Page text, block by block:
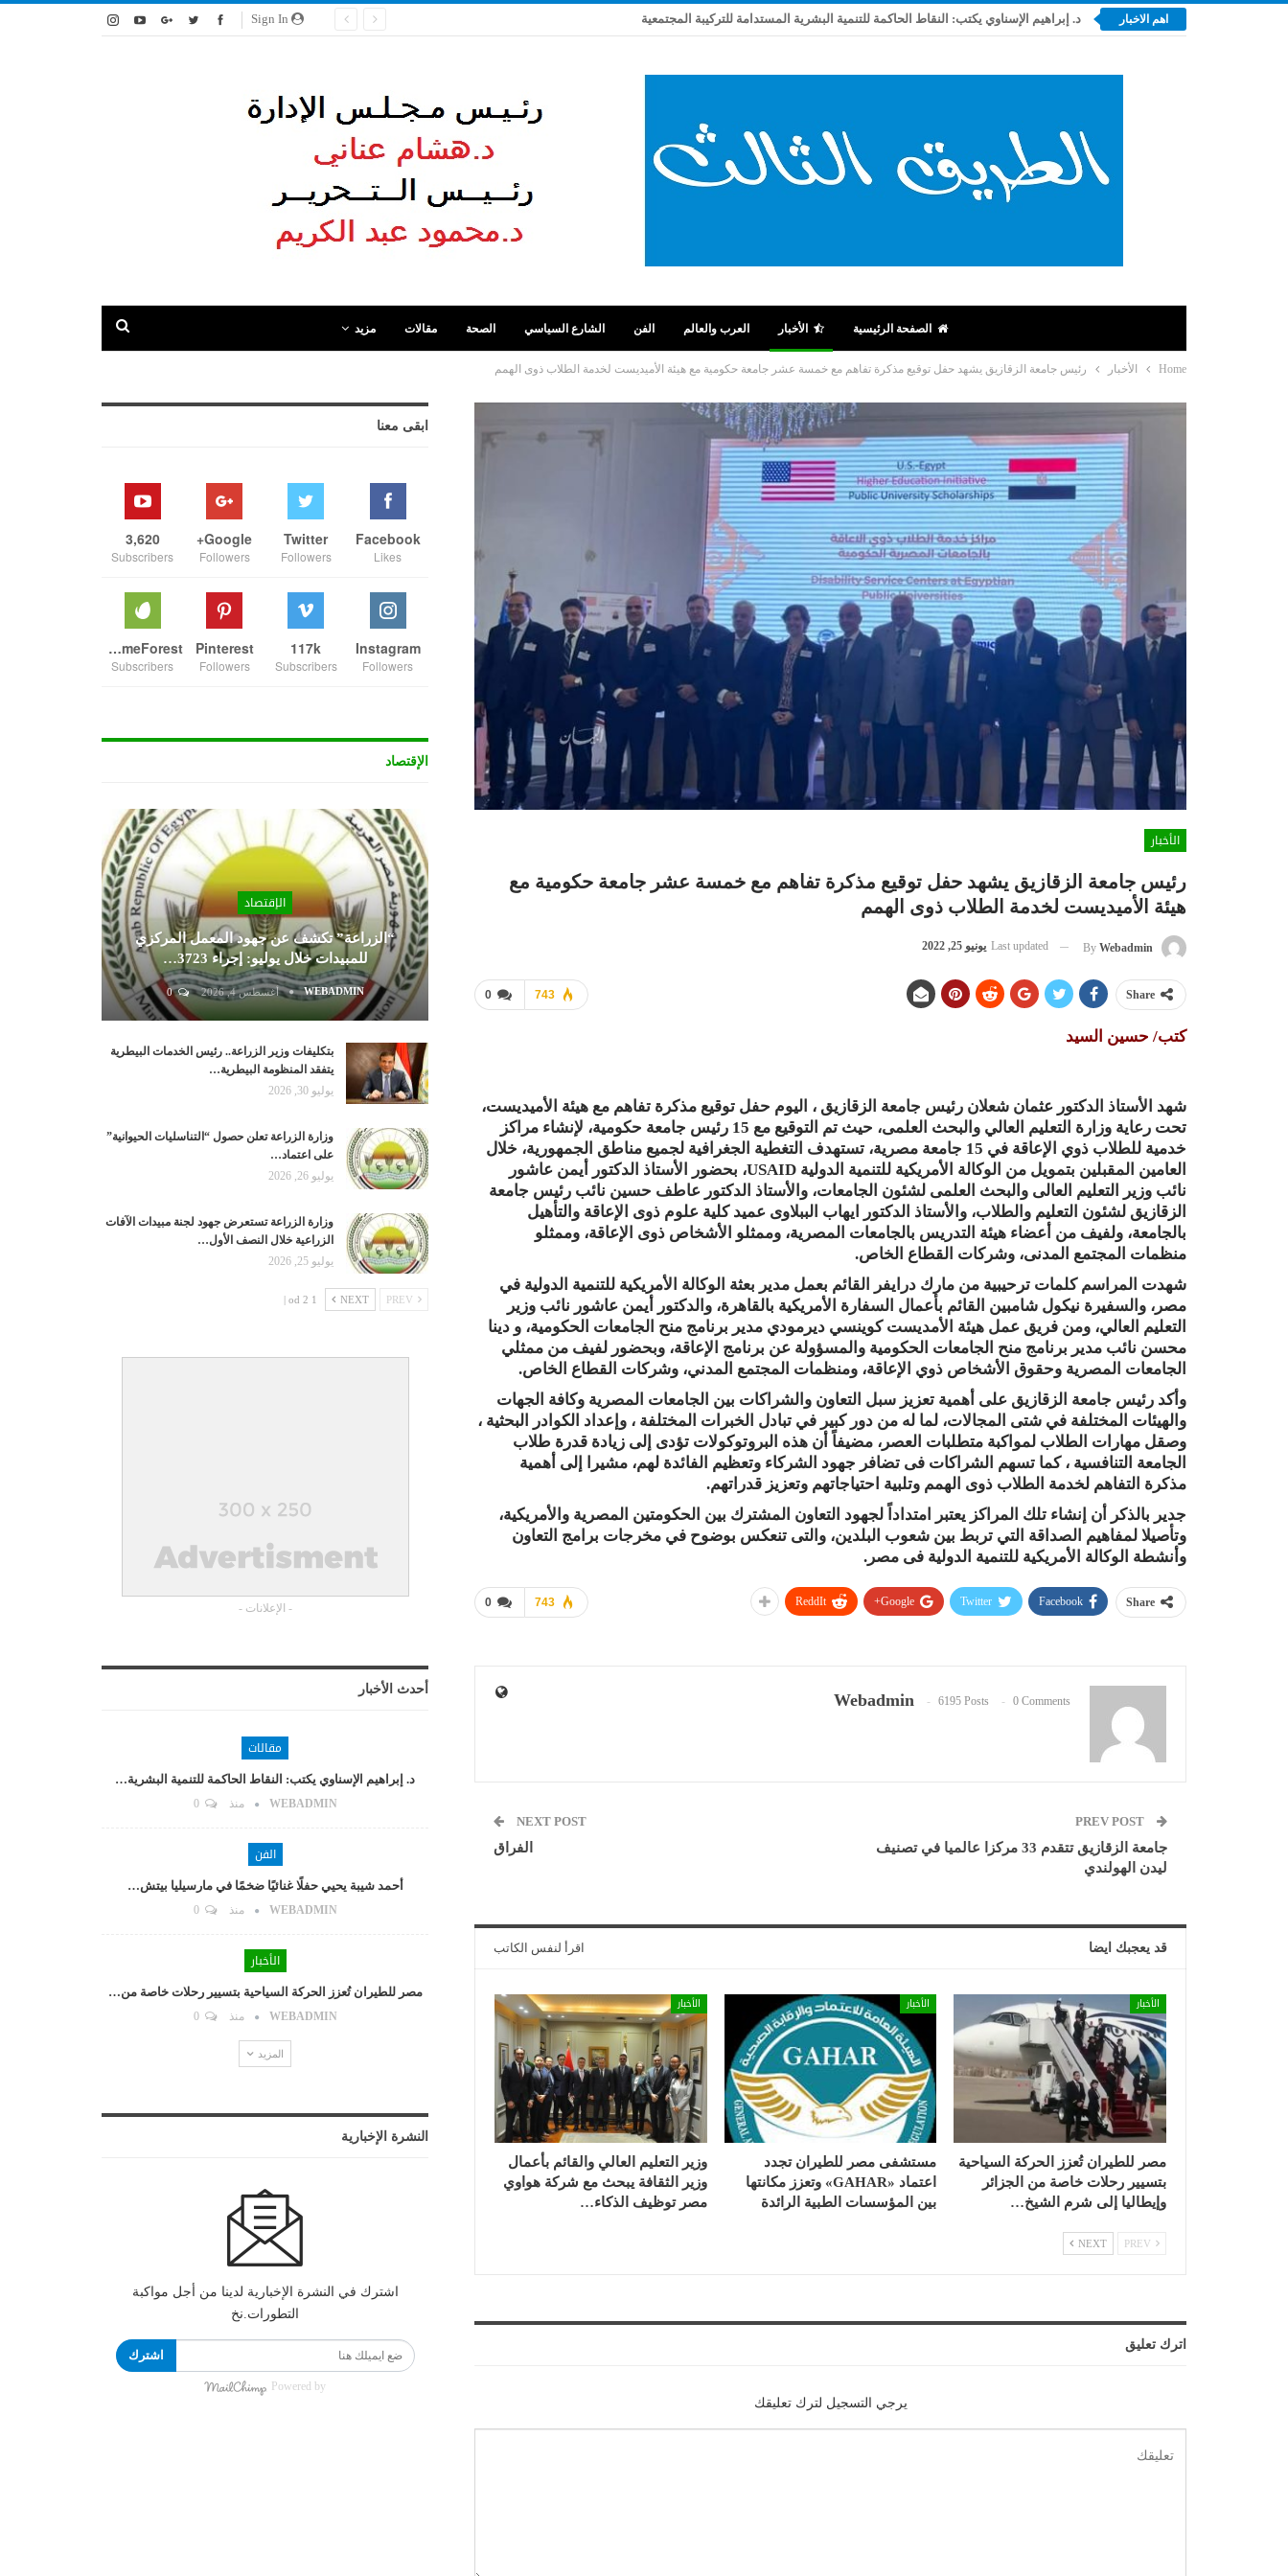
اهم الاخبار د. إبراهيم الإسناوي يكتب: النقاط الحاكمة للتنمية البشرية المستدامة للتركيبة المجتمعية
الصفحة الرئيسية الأخبار العرب والعالم الفن الشارع السياسي الصحة مقالات مزيد
Home الأخبار رئيس جامعة الزقازيق يشهد حفل توقيع مذكرة تفاهم مع خمسة عشر جامعة حكومية مع هيئة الأميديست لخدمة الطلاب ذوى الهمم
الأخبار
رئيس جامعة الزقازيق يشهد حفل توقيع مذكرة تفاهم مع خمسة عشر جامعة حكومية مع
هيئة الأميديست لخدمة الطلاب ذوى الهمم
By Webadmin
Last updated يونيو 25, 2022
0 743 Share
كتب/ حسين السيد
شهد الأستاذ الدكتور عثمان شعلان رئيس جامعة الزقازيق ، اليوم حفل توقيع مذكرة تفاهم مع هيئة الأميديست،
تحت رعاية وزارة التعليم العالي والبحث العلمى، حيث تم التوقيع مع 15 رئيس جامعة حكومية، لإنشاء مراكز
خدمية للطلاب ذوي الإعاقة في 15 جامعة مصرية، تستهدف التغطية الجغرافية لجميع مناطق الجمهورية، خلال
العامين المقبلين بتمويل من الوكالة الأمريكية للتنمية الدولية USAID، بحضور الأستاذ الدكتور أيمن عاشور
نائب وزير التعليم العالى والبحث العلمى لشئون الجامعات، والأستاذ الدكتور عاطف حسين نائب رئيس جامعة
الزقازيق لشئون التعليم والطلاب، والأستاذ الدكتور ايهاب الببلاوى عميد كلية علوم ذوى الإعاقة والتأهيل
بالجامعة، ولفيف من أعضاء هيئة التدريس بالجامعات المصرية، وممثلو الأشخاص ذوى الإعاقة، وممثلو
منظمات المجتمع المدنى، وشركات القطاع الخاص.
شهدت المراسم كلمات ترحيبية من مارك درايفر القائم بعمل مدير بعثة الوكالة الأمريكية للتنمية الدولية في
مصر، والسفيرة نيكول شامبين القائم بأعمال السفارة الأمريكية بالقاهرة، والدكتور أيمن عاشور نائب وزير
التعليم العالي، ومن فريق عمل هيئة الأمديست كوينسي ديرمودي مدير برنامج منح الجامعات الحكومية، و دينا
محسن نائب مدير برنامج منح الجامعات الحكومية والمسؤولة عن برنامج الإعاقة، وبحضور لفيف من ممثلي
الجامعات المصرية وحقوق الأشخاص ذوي الإعاقة، ومنظمات المجتمع المدني، وشركات القطاع الخاص.
وأكد رئيس جامعة الزقازيق على أهمية تعزيز سبل التعاون والشراكات بين الجامعات المصرية وكافة الجهات
والهيئات المختلفة في شتى المجالات، لما له من دور كبير في تبادل الخبرات المختلفة ، وإعداد الكوادر البحثية ،
وصقل مهارات الطلاب لمواكبة متطلبات العصر، مضيفاً أن هذه البروتوكولات تؤدى إلى زيادة قدرة طلاب
الجامعة التنافسية ، كما تسهم الشراكات فى تضافر جهود الشركاء وتعظيم الفائدة لهم، مشيرا إلى أهمية
مذكرة التفاهم لخدمة الطلاب ذوى الهمم وتلبية احتياجاتهم وتعزيز قدراتهم.
جدير بالذكر أن إنشاء تلك المراكز يعتبر امتداداً لجهود التعاون المشترك بين الحكومتين المصرية والأمريكية،
وتأصيلا لمفاهيم الصداقة التي تربط بين شعوب البلدين، والتى تنعكس بوضوح في مخرجات برامج التعاون
وأنشطة الوكالة الأمريكية للتنمية الدولية فى مصر.
0 743 Share
Facebook
Twitter
Google+
ReddIt
Webadmin 6195 Posts 0 Comments
جامعة الزقازيق تتقدم 33 مركزا عالميا في تصنيف
ليدن الهولندي
NEXT POST
الفراق
قد يعجبك ايضا اقرأ لنفس الكاتب
الأخبار
مصر للطيران تُعزز الحركة السياحية
بتسيير رحلات خاصة من الجزائر
وإيطاليا إلى شرم الشيخ…
الأخبار
مستشفى مصر للطيران تجدد
اعتماد «GAHAR» وتعزز مكانتها
بين المؤسسات الطبية الرائدة
الأخبار
وزير التعليم العالي والقائم بأعمال
وزير الثقافة يبحث مع شركة هواوي
مصر توظيف الذكاء…
NEXT
اترك تعليق
يرجي التسجيل لترك تعليقك
ابقى معنا
Facebook
Likes
Twitter
Followers
Google+
Followers
3,620
Subscribers
Instagram
Followers
117k
Subscribers
Pinterest
Followers
ThemeForest
Subscribers
الإقتصاد
الإقتصاد
“الزراعة” تكشف عن جهود المعمل المركزي
للمبيدات خلال يوليو: إجراء 3723…
WEBADMIN أغسطس 4, 2026 0
بتكليفات وزير الزراعة.. رئيس الخدمات البيطرية
يتفقد المنظومة البيطرية…
يوليو 30, 2026
وزارة الزراعة تعلن حصول “التناسليات الحيوانية”
على اعتماد…
يوليو 26, 2026
وزارة الزراعة تستعرض جهود لجنة مبيدات الآفات
الزراعية خلال النصف الأول…
يوليو 25, 2026
NEXT
1 od 2 |
- الإعلانات -
أحدث الأخبار
مقالات
د. إبراهيم الإسناوي يكتب: النقاط الحاكمة للتنمية البشرية…
WEBADMIN منذ 0
الفن
أحمد شيبة يحيي حفلًا غنائيًا ضخمًا في مارسيليا بيتش…
WEBADMIN منذ 0
الأخبار
مصر للطيران تُعزز الحركة السياحية بتسيير رحلات خاصة من…
WEBADMIN منذ 0
المزيد
النشرة الإخبارية
اشترك في النشرة الإخبارية لدينا من أجل مواكبة
التطورات.نخ
اشترك
Powered by